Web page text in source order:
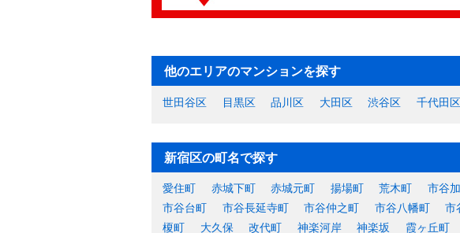
他のエリアのマンションを探す
世田谷区 目黒区 品川区 大田区 渋谷区 千代田区
新宿区の町名で探す
愛住町 赤城下町 赤城元町 揚場町 荒木町 市谷
市谷台町
市谷長延寺町 市谷仲之町 市谷八幡町 市
榎町
大久保 改代町 神楽河岸 神楽坂 霞ヶ丘町